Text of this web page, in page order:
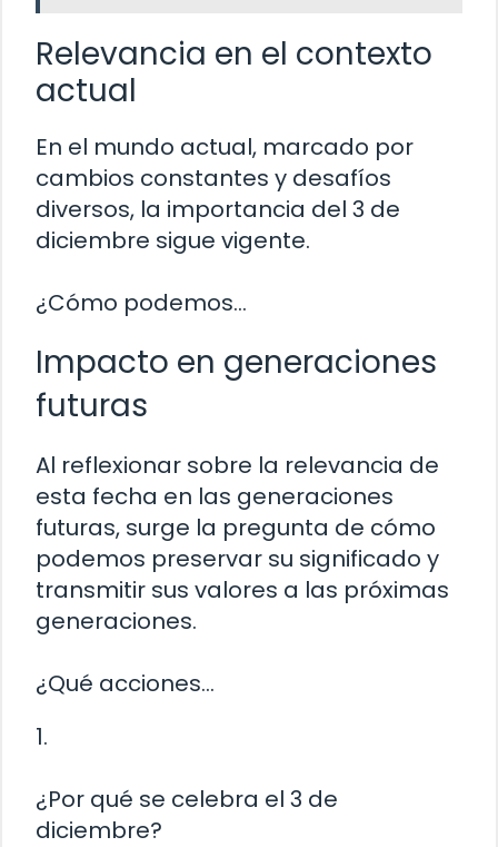
Relevancia en el contexto
actual
En el mundo actual, marcado por
cambios constantes y desafíos
diversos, la importancia del 3 de
diciembre sigue vigente.
¿Cómo podemos…
Impacto en generaciones
futuras
Al reflexionar sobre la relevancia de
esta fecha en las generaciones
futuras, surge la pregunta de cómo
podemos preservar su significado y
transmitir sus valores a las próximas
generaciones.
¿Qué acciones…
1.
¿Por qué se celebra el 3 de
diciembre?